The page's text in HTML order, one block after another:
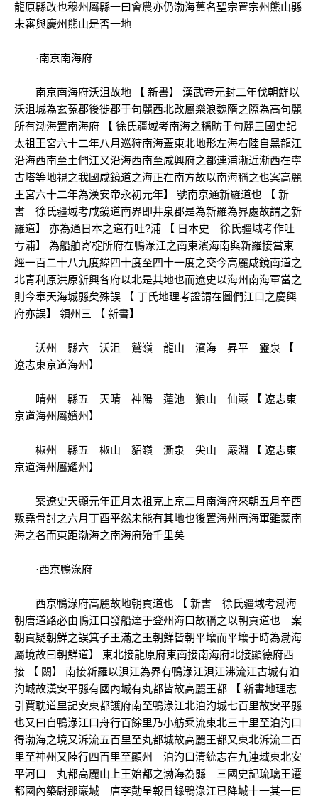
龍原縣改也穆州屬縣一曰會農亦仍渤海舊名聖宗置宗州熊山縣
未審與慶州熊山是否一地
·南京南海府
南京南海府沃沮故地 【 新書】 漢武帝元封二年伐朝鮮以
沃沮城為玄菟郡後徙郡于句麗西北改屬樂浪魏隋之際為高句麗
所有渤海置南海府 【 徐氏疆域考南海之稱昉于句麗三國史記
太祖王宮六十二年八月巡狩南海蓋東北地形左海右陸自黑龍江
沿海西南至土們江又沿海西南至咸興府之都連浦漸近漸西在寧
古塔等地視之我國咸鏡道之海正在南方故以南海稱之也案高麗
王宮六十二年為漢安帝永初元年】 號南京通新羅道也 【 新
書 徐氏疆域考咸鏡道南界即井泉郡是為新羅為界處故謂之新
羅道】 亦為通日本之道有吐?浦 【 日本史 徐氏疆域考作吐
亐浦】 為船舶寄椗所府在鴨淥江之南東濱海南與新羅接當東
經一百二十八九度緯四十度至四十一度之交今高麗咸鏡南道之
北青利原洪原新興各府以北是其地也而遼史以海州南海軍當之
則今奉天海城縣矣殊誤 【 丁氏地理考證謂在圖們江口之慶興
府亦誤】 領州三 【 新書】
沃州 縣六 沃沮 鷲嶺 龍山 濱海 昇平 靈泉 【
遼志東京道海州】
晴州 縣五 天晴 神陽 蓮池 狼山 仙巖 【 遼志東
京道海州屬嬪州】
椒州 縣五 椒山 貂嶺 澌泉 尖山 巖淵 【 遼志東
京道海州屬耀州】
案遼史天顯元年正月太祖克上京二月南海府來朝五月辛酉
叛堯骨討之六月丁酉平然未能有其地也後置海州南海軍雖蒙南
海之名而東距渤海之南海府殆千里矣
·西京鴨淥府
西京鴨淥府高麗故地朝貢道也 【 新書 徐氏疆域考渤海
朝唐道路必由鴨江口發船達于登州海口故稱之以朝貢道也 案
朝貢疑朝鮮之誤箕子王滿之王朝鮮皆朝平壤而平壤于時為渤海
屬境故曰朝鮮道】 東北接龍原府東南接南海府北接顯德府西
接 【 闕】 南接新羅以浿江為界有鴨淥江浿江沸流江古城有泊
汋城故漢安平縣有國內城有丸都皆故高麗王都 【 新書地理志
引賈耽道里記安東都護府南至鴨淥江北泊汋城七百里故安平縣
也又曰自鴨淥江口舟行百餘里乃小舫乘流東北三十里至泊汋口
得渤海之境又泝流五百里至丸都城故高麗王都又東北泝流二百
里至神州又陸行四百里至顯州 泊汋口清統志在九連域東北安
平河口 丸都高麗山上王始都之渤海為縣 三國史記琉璃王遷
都國內築尉那巖城 唐李勣呈報目錄鴨淥江已降城十一其一曰